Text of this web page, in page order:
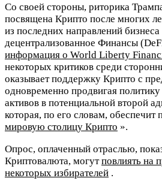
Со своей стороны, риторика
посвящена Криптo после многих
из последних направлений бизнеса
децентрализованное Финансы
информация о World Liberty
некоторых критиков среди
оказывает поддержку Криптo с
одновременно продвигая
активов в потенциальной второй
которая, по его словам,
мировую столицу Криптo ».
Опрос, оплаченный отраслью,
Криптовалюта, могутповлиять на
некоторых избирателей .